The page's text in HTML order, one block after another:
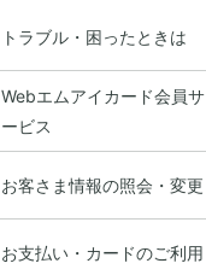
トラブル・困ったときは
Webエムアイカード会員サ
ービス
お客さま情報の照会・変更
お支払い・カードのご利用